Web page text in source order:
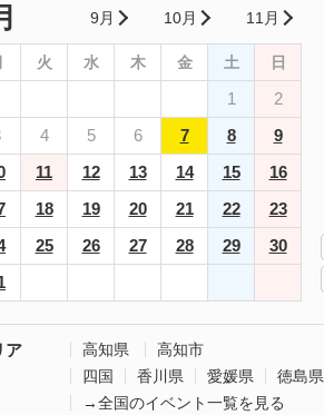
9月 10月 11月
火 水 木 金 土 日
1
2
4 5 6 7 8
9
11 12 13 14 15
16
18 19 20 21 22
23
25 26 27 28 29
30
ア 高知県
高知市
四国
香川県 愛媛県
徳島県
→全国のイベント一覧を見る